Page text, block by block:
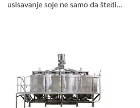
usisavanje soje ne samo da štedi...